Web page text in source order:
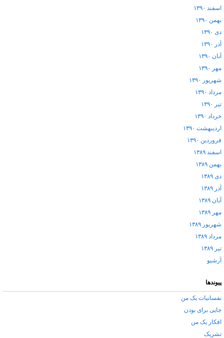
اسفند ۱۳۹۰
بهمن ۱۳۹۰
دی ۱۳۹۰
آذر ۱۳۹۰
آبان ۱۳۹۰
مهر ۱۳۹۰
شهریور ۱۳۹۰
مرداد ۱۳۹۰
تیر ۱۳۹۰
خرداد ۱۳۹۰
اردیبهشت ۱۳۹۰
فروردین ۱۳۹۰
اسفند ۱۳۸۹
بهمن ۱۳۸۹
دی ۱۳۸۹
آذر ۱۳۸۹
آبان ۱۳۸۹
مهر ۱۳۸۹
شهریور ۱۳۸۹
مرداد ۱۳۸۹
تیر ۱۳۸۹
آرشيو
پیوندها
نفسانیات یک من
جایی برای بودن
افکار یک من
تشریک